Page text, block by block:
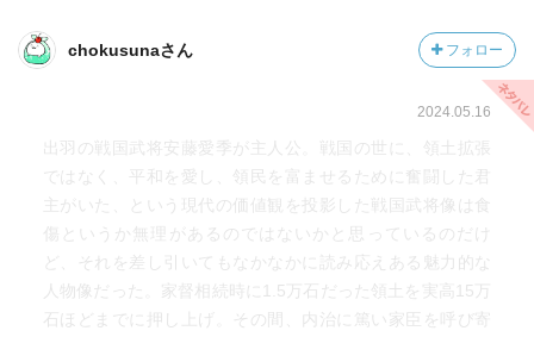
chokusunaさん フォロー
2024.05.16
出羽の戦国武将安藤愛季が主人公。戦国の世に、領土拡張
ではなく、平和を愛し、領民を富ませるために奮闘した君
主がいた、という現代の価値観を投影した戦国武将像は食
傷というか無理があるのではないかと思っているのだけ
ど、それを差し引いてもなかなかに読み応えある魅力的な
人物像だった。家督相続時に1.5万石だった領土を実高15万
石ほどまでに押し上げ。その間、内治に篤い家臣を呼び寄